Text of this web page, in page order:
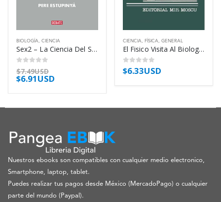
BIOLOGÍA, CIENCIA
Sex2 – La Ciencia Del Sexo – Estupinya Pere
0out of 5
$7.49USD
$6.91USD
CIENCIA, FÍSICA, GENERAL
El Fisico Visita Al Biologo – Bogdanov Kirill
0out of 5
$6.33USD
Nuestros ebooks son compatibles con cualquier medio electronico,
Smartphone, laptop, tablet.
Puedes realizar tus pagos desde México (MercadoPago) o cualquier
parte del mundo (Paypal).